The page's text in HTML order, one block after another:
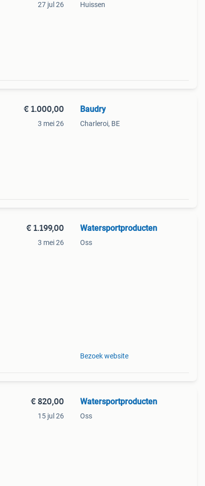
27 jul 26 Huissen
€ 1.000,00
3 mei 26
Baudry
Charleroi, BE
€ 1.199,00
3 mei 26
Watersportproducten
Oss
Bezoek website
€ 820,00
15 jul 26
Watersportproducten
Oss